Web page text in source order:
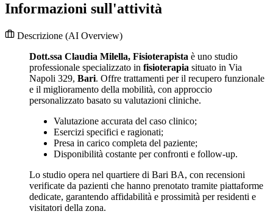
Informazioni sull'attività
Descrizione (AI Overview)
Dott.ssa Claudia Milella, Fisioterapista è uno studio
professionale specializzato in fisioterapia situato in Via
Napoli 329, Bari. Offre trattamenti per il recupero funzionale
e il miglioramento della mobilità, con approccio
personalizzato basato su valutazioni cliniche.
Valutazione accurata del caso clinico;
Esercizi specifici e ragionati;
Presa in carico completa del paziente;
Disponibilità costante per confronti e follow-up.
Lo studio opera nel quartiere di Bari BA, con recensioni
verificate da pazienti che hanno prenotato tramite piattaforme
dedicate, garantendo affidabilità e prossimità per residenti e
visitatori della zona.